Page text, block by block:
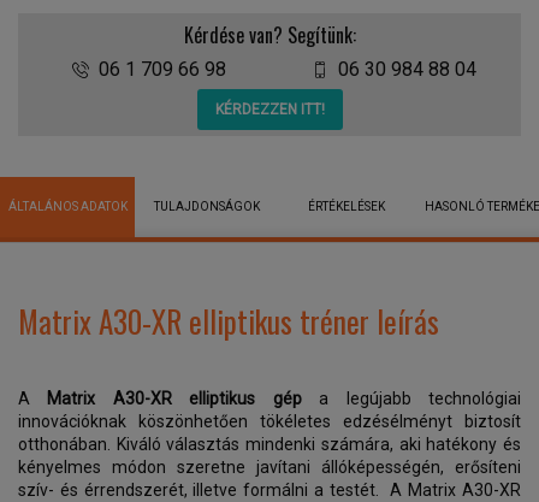
Kérdése van? Segítünk:
06 1 709 66 98 06 30 984 88 04
KÉRDEZZEN ITT!
ÁLTALÁNOS ADATOK TULAJDONSÁGOK ÉRTÉKELÉSEK HASONLÓ
Matrix A30-XR elliptikus tréner leírás
A Matrix A30-XR elliptikus gépa legújabb technológiai
innovációknak köszönhetően tökéletes edzésélményt biztosít
otthonában. Kiváló választás mindenki számára, aki hatékony és
kényelmes módon szeretne javítani állóképességén, erősíteni
szív- és érrendszerét, illetve formálni a testét. A Matrix A30-XR